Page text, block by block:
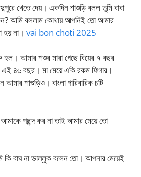
খেতে দেয়। একদিন শাশুড়ি বলল তুমি বাবা
আমি বললাম কোথায় আপনিই তো আমার
হয় না। vai bon choti 2025
আমার শশুর মারা গেছে বিয়ের ৭ বছর
৪৬ বছর। মা মেয়ে একি রকম ফিগার।
শাশুড়িও। বাংলা পারিবারিক চটি
আমাকে পছন্দ কর না তাই আমার মেয়ে তো
কি বাঘ না ভাল্লুক বলেন তো। আপনার মেয়েই